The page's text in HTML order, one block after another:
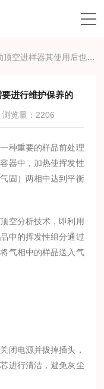
进样器其使用后也是需要进行维护保养的
进行维护保养的
浏览量：2206
种重要的样品前处理
器中，加热使挥发性
固）两相中达到平衡
空分析技术，即利用
中的挥发性组分通过
气相中的样品送入气
电源并拔掉插头，
进行清洁，避免灰尘